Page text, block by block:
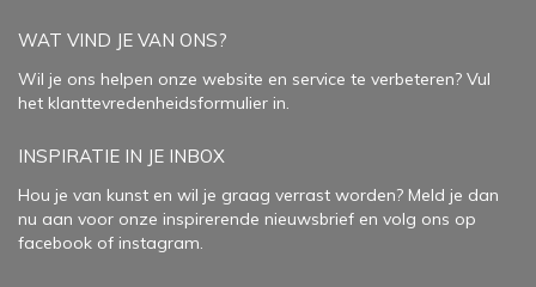
WAT VIND JE VAN ONS?
Wil je ons helpen onze website en service te verbeteren? Vul
het klanttevredenheidsformulier in.
INSPIRATIE IN JE INBOX
Hou je van kunst en wil je graag verrast worden? Meld je dan
nu aan voor onze inspirerende nieuwsbrief en volg ons op
facebook of instagram.